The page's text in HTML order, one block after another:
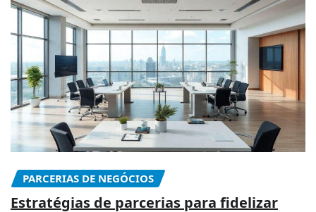
PARCERIAS DE NEGÓCIOS
Estratégias de parcerias para fidelizar